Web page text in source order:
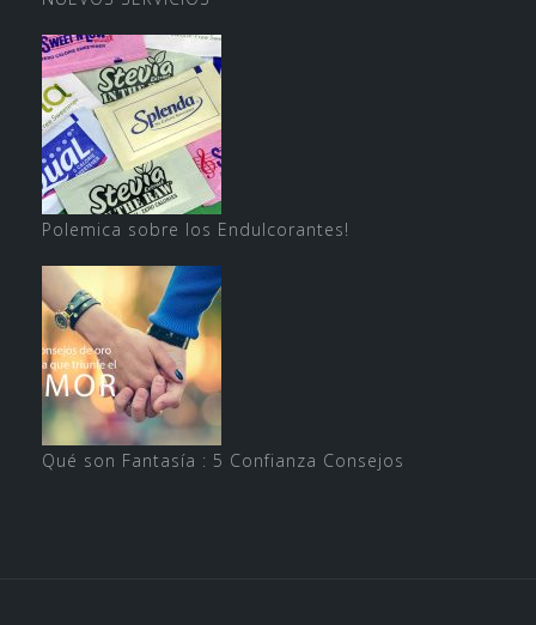
Polemica sobre los Endulcorantes!
Qué son Fantasía : 5 Confianza Consejos